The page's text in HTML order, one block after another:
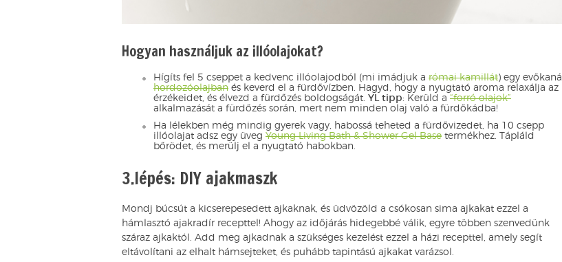
Hogyan használjuk az illóolajokat?
Hígíts fel 5 cseppet a kedvenc illóolajodból (mi imádjuk a római kamillát) egy evőkanál
hordozóolajban és keverd el a fürdővízben. Hagyd, hogy a nyugtató aroma relaxálja az
érzékeidet, és élvezd a fürdőzés boldogságát. YL tipp: Kerüld a “forró olajok”
alkalmazását a fürdőzés során, mert nem minden olaj való a fürdőkádba!
Ha lélekben még mindig gyerek vagy, habossá teheted a fürdővizedet, ha 10 csepp
illóolajat adsz egy üveg Young Living Bath & Shower Gel Base termékhez. Tápláld
bőrödet, és merülj el a nyugtató habokban.
3.lépés: DIY ajakmaszk
Mondj búcsút a kicserepesedett ajkaknak, és üdvözöld a csókosan sima ajkakat ezzel a
hámlasztó ajakradír recepttel! Ahogy az időjárás hidegebbé válik, egyre többen szenvedünk
száraz ajkaktól. Add meg ajkadnak a szükséges kezelést ezzel a házi recepttel, amely segít
eltávolítani az elhalt hámsejteket, és puhább tapintású ajkakat varázsol.